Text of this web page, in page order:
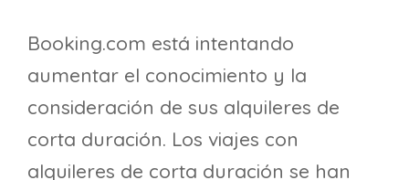
Booking.com está intentando
aumentar el conocimiento y la
consideración de sus alquileres de
corta duración. Los viajes con
alquileres de corta duración se han